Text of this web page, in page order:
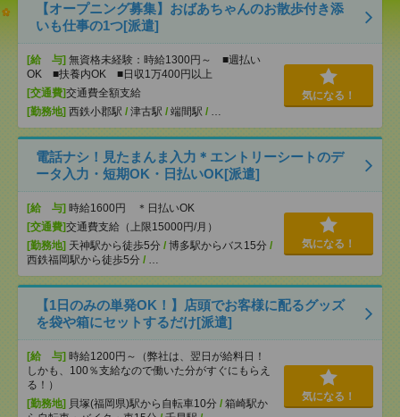
【オープニング募集】おばあちゃんのお散歩付き添
いも仕事の1つ[派遣]
[給 与] 無資格未経験：時給1300円～ ■週払い
OK ■扶養内OK ■日収1万400円以上
[交通費]交通費全額支給
[勤務地] 西鉄小郡駅 / 津古駅 / 端間駅 / …
気になる！
電話ナシ！見たまんま入力＊エントリーシートのデ
ータ入力・短期OK・日払いOK[派遣]
[給 与] 時給1600円 ＊日払いOK
[交通費]交通費支給（上限15000円/月）
[勤務地] 天神駅から徒歩5分 / 博多駅からバス15分 /
西鉄福岡駅から徒歩5分 / …
気になる！
【1日のみの単発OK！】店頭でお客様に配るグッズ
を袋や箱にセットするだけ[派遣]
[給 与] 時給1200円～（弊社は、翌日が給料日！
しかも、100％支給なので働いた分がすぐにもらえ
る！）
[勤務地] 貝塚(福岡県)駅から自転車10分 / 箱崎駅か
気になる！